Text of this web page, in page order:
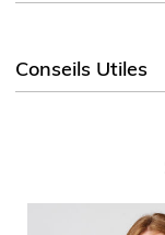
Conseils Utiles